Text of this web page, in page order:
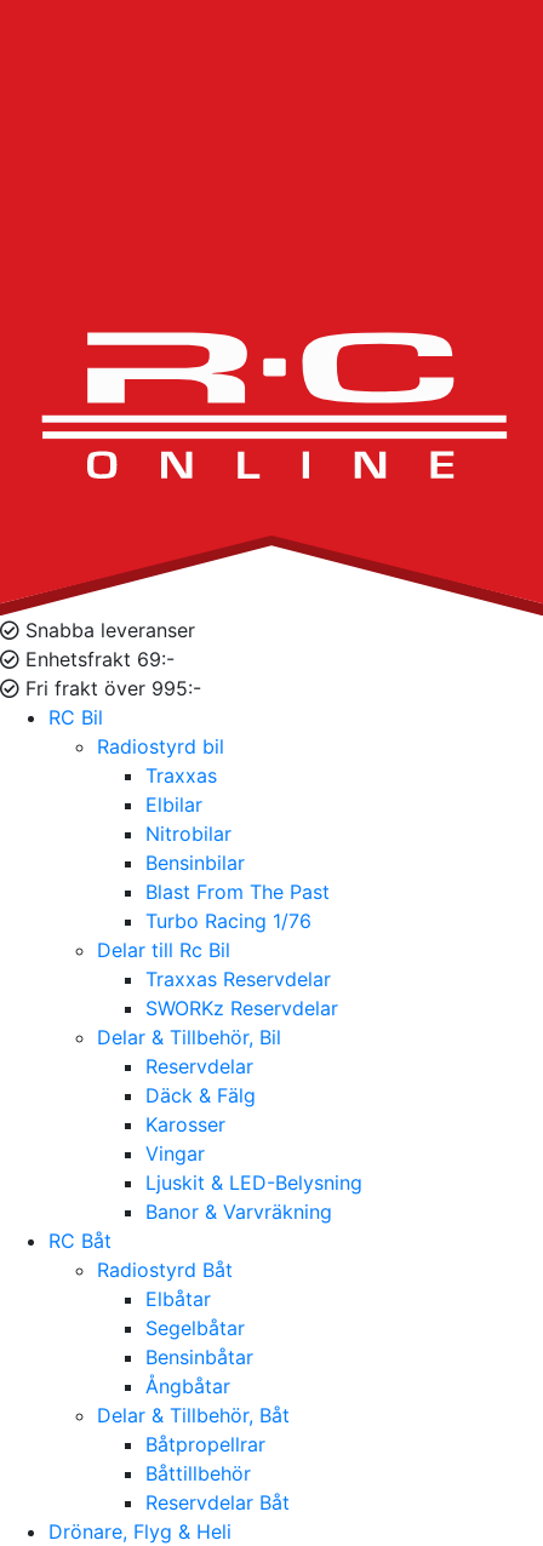
Snabba leveranser
Enhetsfrakt 69:-
Fri frakt över 995:-
RC Bil
Radiostyrd bil
Traxxas
Elbilar
Nitrobilar
Bensinbilar
Blast From The Past
Turbo Racing 1/76
Delar till Rc Bil
Traxxas Reservdelar
SWORKz Reservdelar
Delar & Tillbehör, Bil
Reservdelar
Däck & Fälg
Karosser
Vingar
Ljuskit & LED-Belysning
Banor & Varvräkning
RC Båt
Radiostyrd Båt
Elbåtar
Segelbåtar
Bensinbåtar
Ångbåtar
Delar & Tillbehör, Båt
Båtpropellrar
Båttillbehör
Reservdelar Båt
Drönare, Flyg & Heli